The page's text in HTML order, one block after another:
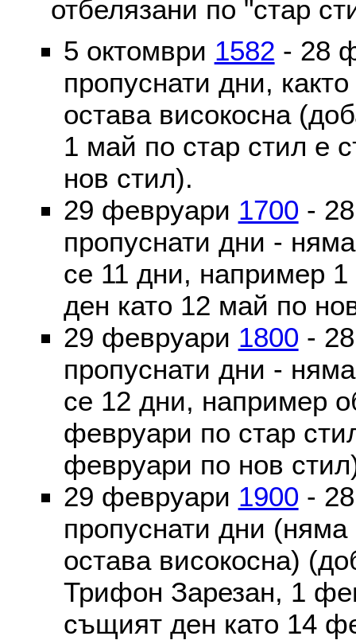
отбелязани по "стар
5 октомври 1582 - 28
пропуснати дни,
остава високосна
1 май по стар стил е
нов стил).
29 февруари 1700 -
пропуснати дни -
се 11 дни, например
ден като 12 май по
29 февруари 1800 -
пропуснати дни -
се 12 дни, например
февруари по стар
февруари по нов
29 февруари 1900 -
пропуснати дни
остава високосна)
Трифон Зарезан, 1
същият ден като 14